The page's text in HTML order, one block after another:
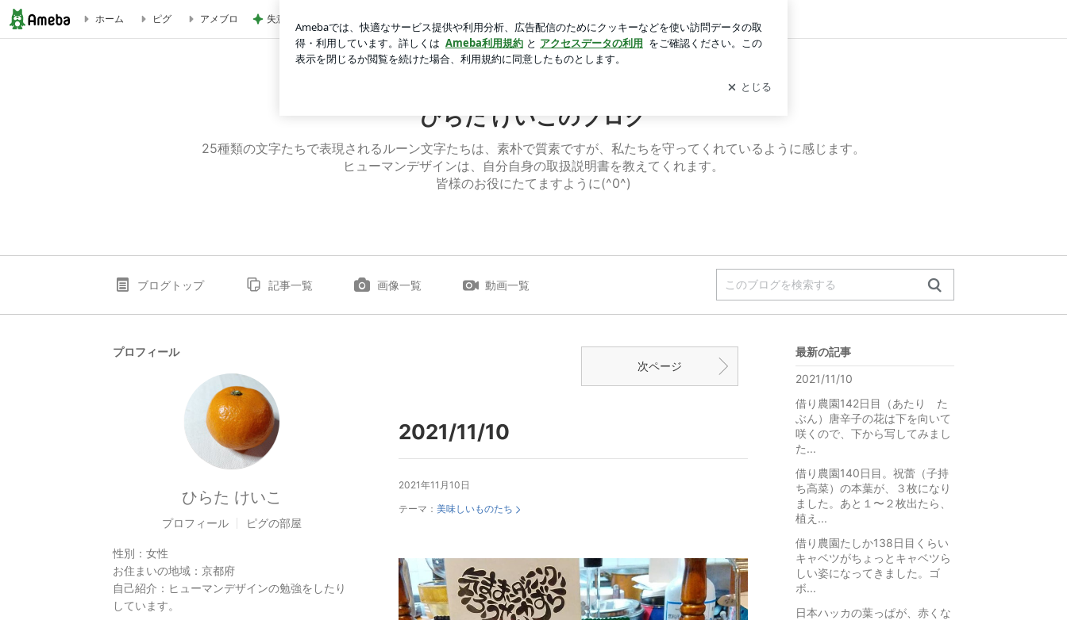
ホーム ピグ アメブロ 失意の中の気になってた博多ラーメン 新規登録 ログイン
ひらた けいこのブログ
25種類の文字たちで表現されるルーン文字たちは、素朴で質素ですが、私たちを守ってくれているように感じます。
ヒューマンデザインは、自分自身の取扱説明書を教えてくれます。
皆様のお役にたてますように(^0^)
ブログトップ 記事一覧 画像一覧 動画一覧
次ページ
2021/11/10
2021年11月10日
テーマ： 美味しいものたち
プロフィール
ひらた けいこ
プロフィール ピグの部屋
性別： 女性
お住まいの地域： 京都府
自己紹介： ヒューマンデザインの勉強をしたり
しています。
最新の記事
2021/11/10
借り農園142日目（あたり た
ぶん）唐辛子の花は下を向いて
咲くので、下から写してみまし
た...
借り農園140日目。祝蕾（子持
ち高菜）の本葉が、３枚になり
ました。あと１〜２枚出たら、
植え...
借り農園たしか138日目くらい
キャベツがちょっとキャベツら
しい姿になってきました。ゴ
ボ...
日本ハッカの葉っぱが、赤くな